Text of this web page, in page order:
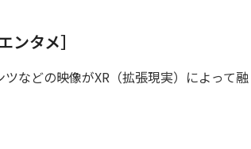
タメ］
などの映像がXR（拡張現実）によって融